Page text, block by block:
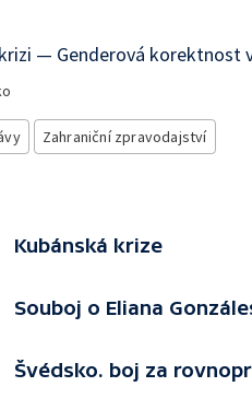
— Genderová korektnost
Zahraniční zpravodajství
Kubánská krize
Souboj o Eliana
Švédsko. boj za